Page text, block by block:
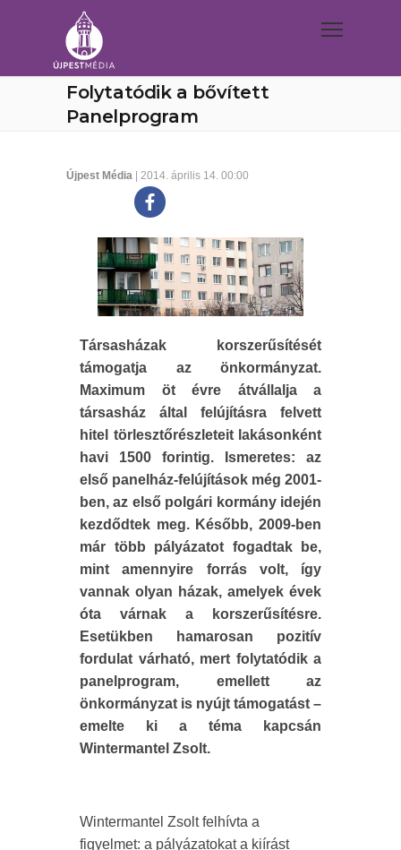
Folytatódik a bővített
Panelprogram
Újpest Média | 2014. április 14. 00:00
Társasházak korszerűsítését
támogatja az önkormányzat.
Maximum öt évre átvállalja a
társasház által felújításra felvett
hitel törlesztőrészleteit lakásonként
havi 1500 forintig. Ismeretes: az
első panelház-felújítások még 2001-
ben, az első polgári kormány idején
kezdődtek meg. Később, 2009-ben
már több pályázatot fogadtak be,
mint amennyire forrás volt, így
vannak olyan házak, amelyek évek
óta várnak a korszerűsítésre.
Esetükben hamarosan pozitív
fordulat várható, mert folytatódik a
panelprogram, emellett az
önkormányzat is nyújt támogatást –
emelte ki a téma kapcsán
Wintermantel Zsolt.
Wintermantel Zsolt felhívta a
figyelmet: a pályázatokat a kiírást